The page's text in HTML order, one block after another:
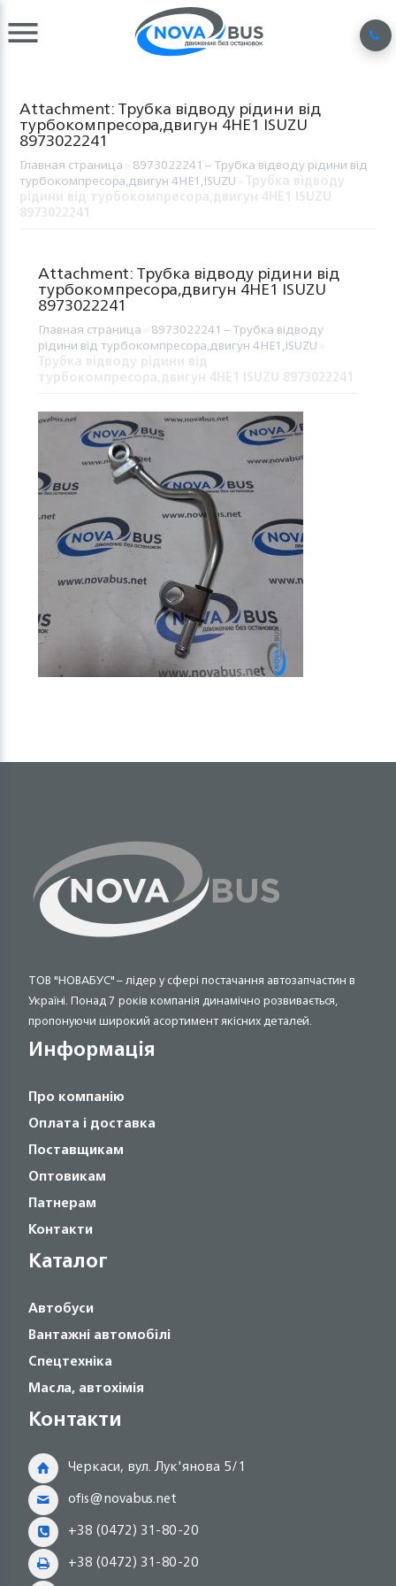
Attachment: Трубка відводу рідини від
турбокомпресора,двигун 4HE1 ISUZU
8973022241
Главная страница 8973022241 – Трубка відводу рідини від
турбокомпресора,двигун 4HE1,ISUZU
Attachment: Трубка відводу рідини від
турбокомпресора,двигун 4HE1 ISUZU
8973022241
Главная страница 8973022241 – Трубка відводу
рідини від турбокомпресора,двигун 4HE1,ISUZU
ТОВ "НОВАБУС" – лідер у сфері постачання автозапчастин в
Україні. Понад 7 років компанія динамічно розвивається,
пропонуючи широкий асортимент якісних деталей.
Информація
Про компанію
Оплата і доставка
Поставщикам
Оптовикам
Патнерам
Контакти
Каталог
Автобуси
Вантажні автомобілі
Спецтехніка
Масла, автохімія
Контакти
Черкаси, вул. Лук'янова 5/1
ofis@novabus.net
+38 (0472) 31-80-20
+38 (0472) 31-80-20